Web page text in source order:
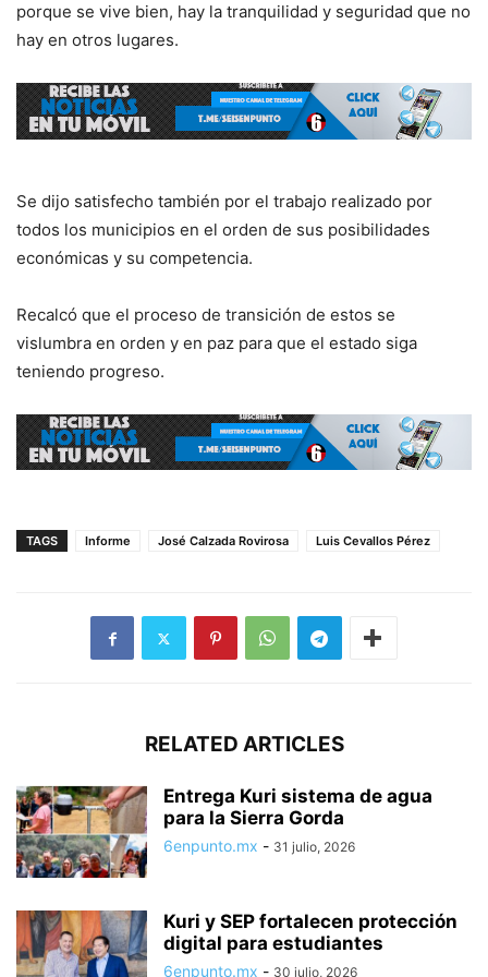
porque se vive bien, hay la tranquilidad y seguridad que no
hay en otros lugares.
Se dijo satisfecho también por el trabajo realizado por
todos los municipios en el orden de sus posibilidades
económicas y su competencia.
Recalcó que el proceso de transición de estos se
vislumbra en orden y en paz para que el estado siga
teniendo progreso.
TAGS Informe José Calzada Rovirosa Luis Cevallos Pérez
RELATED ARTICLES
Entrega Kuri sistema de agua
para la Sierra Gorda
6enpunto.mx - 31 julio, 2026
Kuri y SEP fortalecen protección
digital para estudiantes
6enpunto.mx - 30 julio, 2026